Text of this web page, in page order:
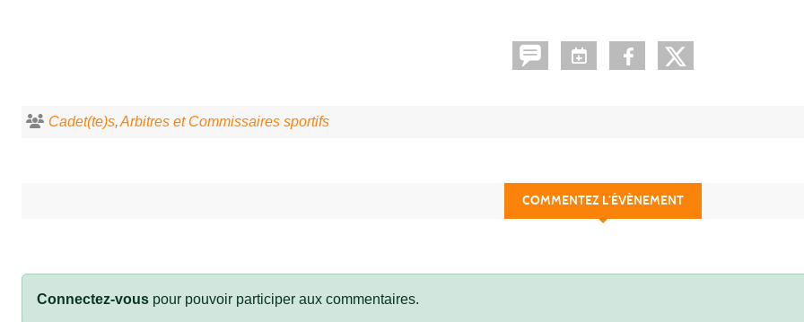
Cadet(te)s Arbitres et Commissaires sportifs
COMMENTEZ L’ÉVÈNEMENT
Connectez-vous pour pouvoir participer aux commentaires.